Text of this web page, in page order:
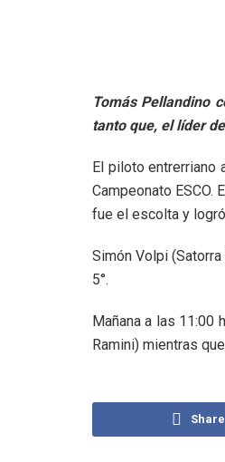
Tomás Pellandino
tanto que, el líder
El piloto entrerriano
Campeonato
fue el escolta y
Simón Volpi
5°.
Mañana a las 11:00
Ramini) mientras
Share